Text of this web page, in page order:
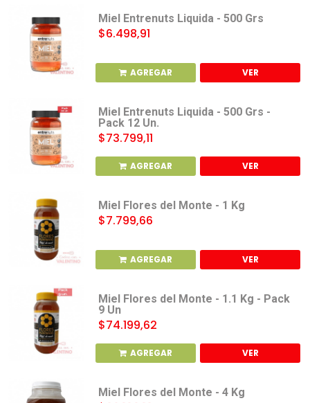
Miel Entrenuts Liquida - 500 Grs
$6.498,91
AGREGAR VER
Miel Entrenuts Liquida - 500 Grs -
Pack 12 Un.
$73.799,11
AGREGAR VER
Miel Flores del Monte - 1 Kg
$7.799,66
AGREGAR VER
Miel Flores del Monte - 1.1 Kg - Pack
9 Un
$74.199,62
AGREGAR VER
Miel Flores del Monte - 4 Kg